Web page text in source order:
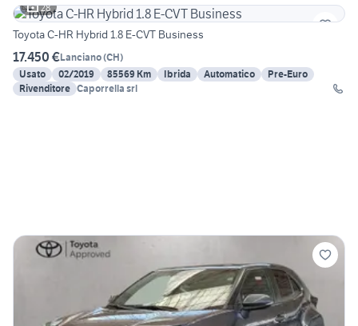
28
Toyota C-HR Hybrid 1.8 E-CVT Business
17.450 €Lanciano(CH)
Usato
02/2019 85569 Km Ibrida Automatico
Pre-Euro
Rivenditore Caporrella srl